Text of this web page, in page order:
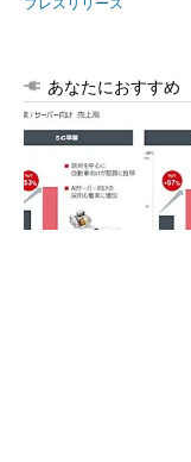
あなたにおすすめ